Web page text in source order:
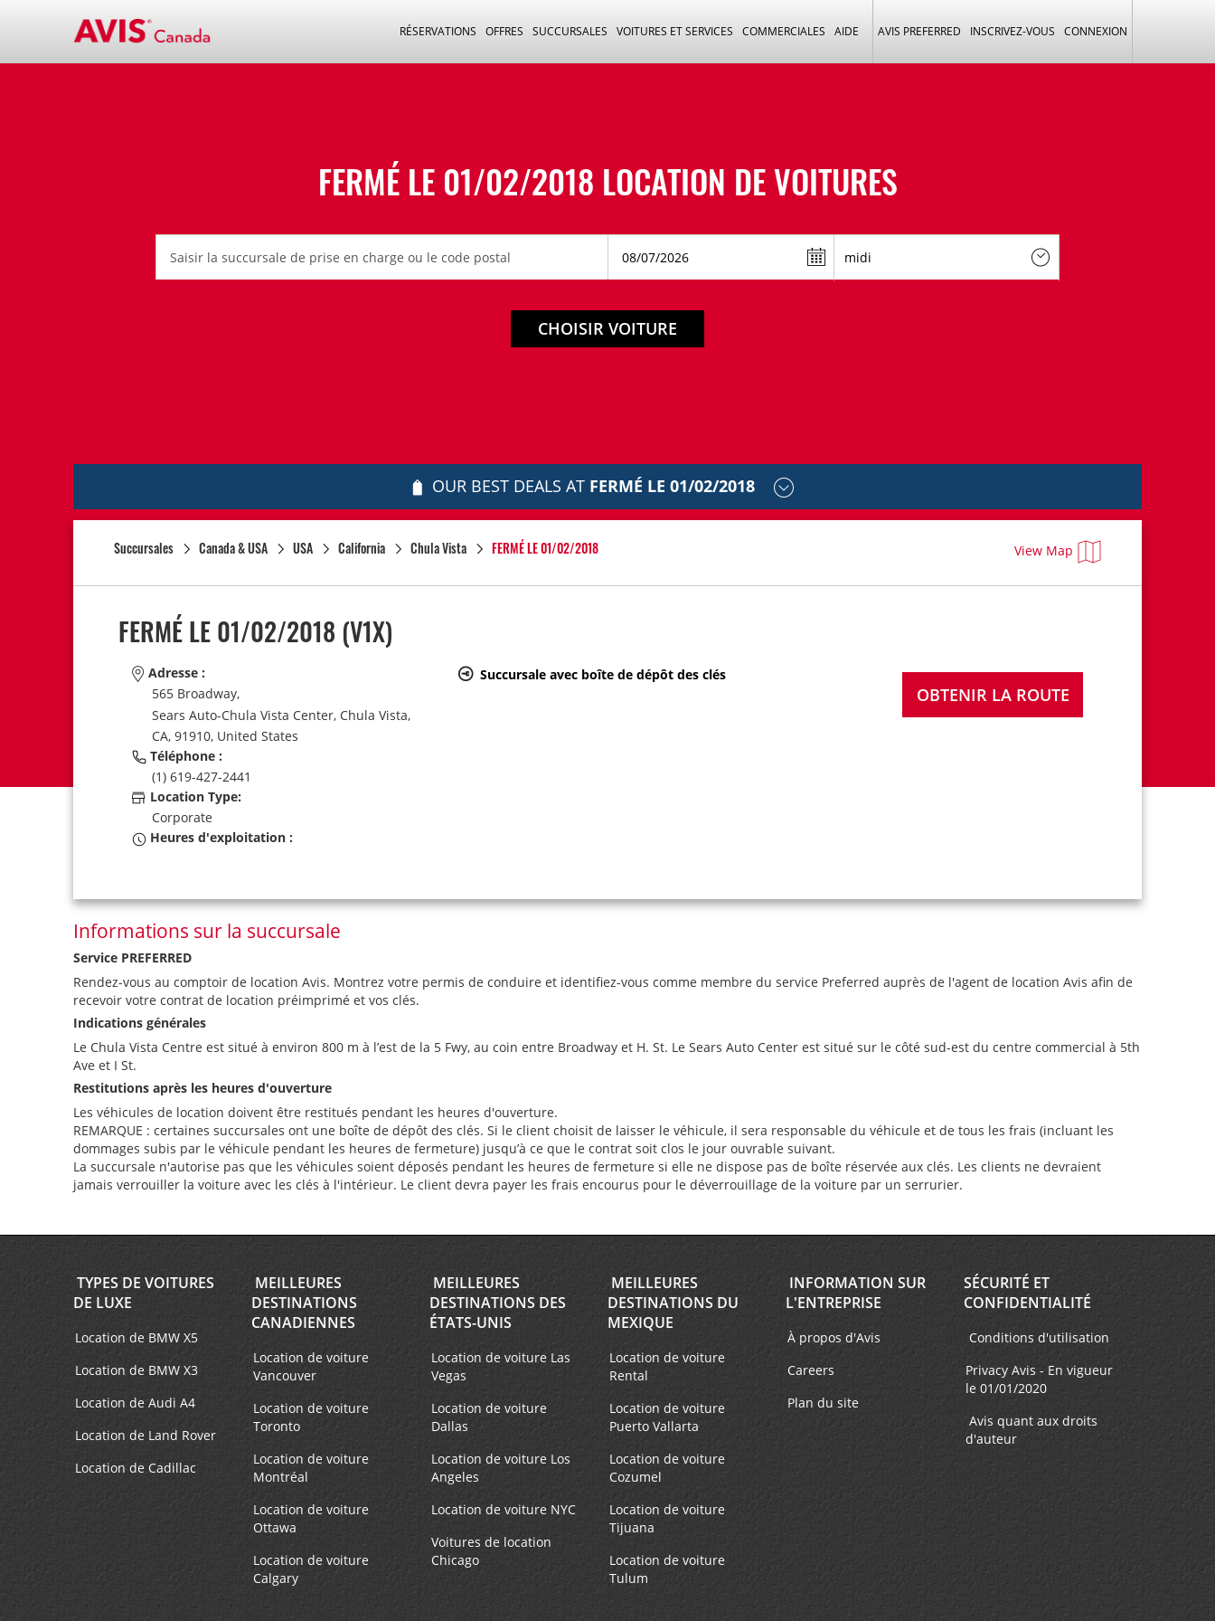
RÉSERVATIONS OFFRES SUCCURSALES VOITURES ET SERVICES COMMERCIALES AIDE AVIS PREFERRED INSCRIVEZ-VOUS CONNEXION
FERMÉ LE 01/02/2018 LOCATION DE VOITURES
CHOISIR VOITURE
OUR BEST DEALS AT FERMÉ LE 01/02/2018
Succursales Canada & USA USA California Chula Vista FERMÉ LE 01/02/2018 View Map
FERMÉ LE 01/02/2018 (V1X)
Adresse :
565 Broadway,
Sears Auto-Chula Vista Center, Chula Vista,
CA, 91910, United States
Téléphone :
(1) 619-427-2441
Location Type:
Corporate
Heures d'exploitation :
Succursale avec boîte de dépôt des clés
OBTENIR LA ROUTE
Informations sur la succursale
Service PREFERRED
Rendez-vous au comptoir de location Avis. Montrez votre permis de conduire et identifiez-vous comme membre du service Preferred auprès de l'agent de location Avis afin de
recevoir votre contrat de location préimprimé et vos clés.
Indications générales
Le Chula Vista Centre est situé à environ 800 m à l’est de la 5 Fwy, au coin entre Broadway et H. St. Le Sears Auto Center est situé sur le côté sud-est du centre commercial à 5th
Ave et I St.
Restitutions après les heures d'ouverture
Les véhicules de location doivent être restitués pendant les heures d'ouverture.
REMARQUE : certaines succursales ont une boîte de dépôt des clés. Si le client choisit de laisser le véhicule, il sera responsable du véhicule et de tous les frais (incluant les
dommages subis par le véhicule pendant les heures de fermeture) jusqu’à ce que le contrat soit clos le jour ouvrable suivant.
La succursale n'autorise pas que les véhicules soient déposés pendant les heures de fermeture si elle ne dispose pas de boîte réservée aux clés. Les clients ne devraient
jamais verrouiller la voiture avec les clés à l'intérieur. Le client devra payer les frais encourus pour le déverrouillage de la voiture par un serrurier.
TYPES DE VOITURES
DE LUXE
Location de BMW X5
Location de BMW X3
Location de Audi A4
Location de Land Rover
Location de Cadillac
MEILLEURES
DESTINATIONS
CANADIENNES
Location de voiture
Vancouver
Location de voiture
Toronto
Location de voiture
Montréal
Location de voiture
Ottawa
Location de voiture
Calgary
MEILLEURES
DESTINATIONS DES
ÉTATS-UNIS
Location de voiture Las
Vegas
Location de voiture
Dallas
Location de voiture Los
Angeles
Location de voiture NYC
Voitures de location
Chicago
MEILLEURES
DESTINATIONS DU
MEXIQUE
Location de voiture
Rental
Location de voiture
Puerto Vallarta
Location de voiture
Cozumel
Location de voiture
Tijuana
Location de voiture
Tulum
INFORMATION SUR
L'ENTREPRISE
À propos d'Avis
Careers
Plan du site
SÉCURITÉ ET
CONFIDENTIALITÉ
Conditions d'utilisation
Privacy Avis - En vigueur
le 01/01/2020
Avis quant aux droits
d'auteur